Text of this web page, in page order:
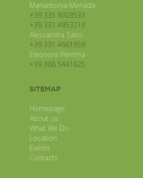
Mariantonia Menada
+39 335 8003533
+39 331 4953213
Alessandra Salici
+39 331 4661959
Eleonora Flemma
+39 366 5441625
SITEMAP
Homepage
About us
What We Do
Location
Events
Contacts